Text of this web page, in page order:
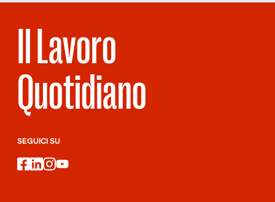
Il Lavoro
Quotidiano
SEGUICI SU
facebook
linkedin
instagram
youtube